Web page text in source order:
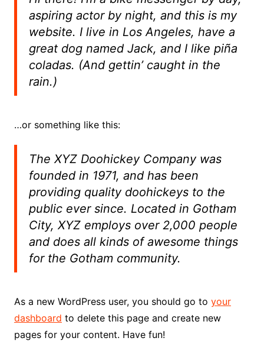
aspiring actor by night, and this is my
website. I live in Los Angeles, have a
great dog named Jack, and I like piña
coladas. (And gettin’ caught in the
rain.)
…or something like this:
The XYZ Doohickey Company was
founded in 1971, and has been
providing quality doohickeys to the
public ever since. Located in Gotham
City, XYZ employs over 2,000 people
and does all kinds of awesome things
for the Gotham community.
As a new WordPress user, you should go to your
dashboard to delete this page and create new
pages for your content. Have fun!